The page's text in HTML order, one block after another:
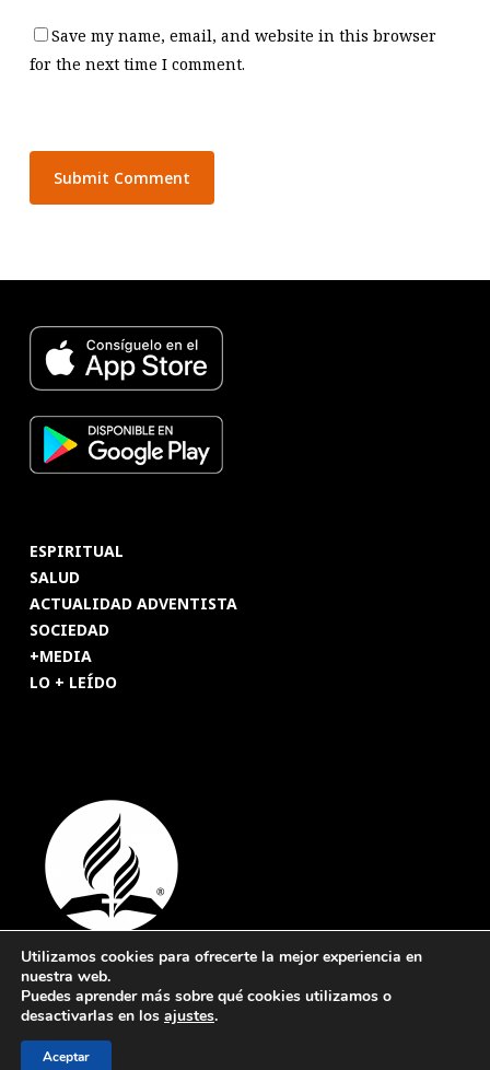
Save my name, email, and website in this browser
for the next time I comment.
ESPIRITUAL
SALUD
ACTUALIDAD ADVENTISTA
SOCIEDAD
+MEDIA
LO + LEÍDO
© 2026 Revista Adventista de España. UICASDE. Derechos
reservados.
Utilizamos cookies para ofrecerte la mejor experiencia en
nuestra web.
Puedes aprender más sobre qué cookies utilizamos o
desactivarlas en los ajustes.
Aceptar